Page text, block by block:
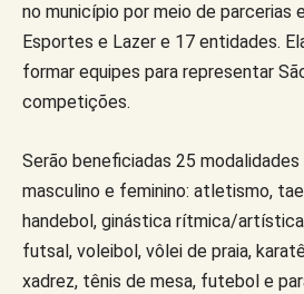
no município por meio de parcerias
Esportes e Lazer e 17 entidades.
formar equipes para representar
competições.
Serão beneficiadas 25
masculino e feminino: atletismo,
handebol, ginástica rítmica/
futsal, voleibol, vôlei de praia,
xadrez, tênis de mesa, futebol e